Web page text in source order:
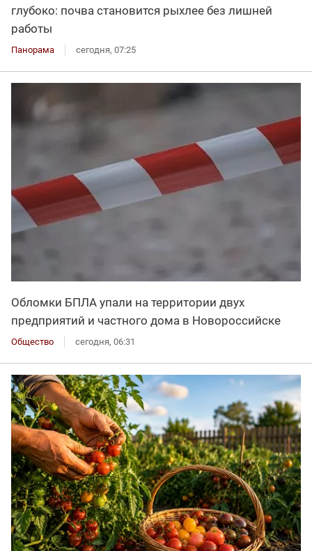
глубоко: почва становится рыхлее без лишней
работы
Панорама сегодня, 07:25
Обломки БПЛА упали на территории двух
предприятий и частного дома в Новороссийске
Общество сегодня, 06:31